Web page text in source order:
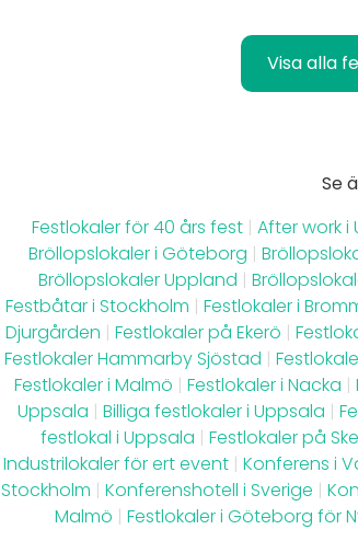
Visa alla
Se
Festlokaler för 40 års fest | After work i
Bröllopslokaler i Göteborg |
Bröllopslokaler Uppland |
Festbåtar i Stockholm | Festlokaler i
Djurgården | Festlokaler på Ekerö |
Festlokaler Hammarby Sjöstad |
Festlokaler i Malmö | Festlokaler i Nacka |
Uppsala | Billiga festlokaler i Uppsala |
festlokal i Uppsala | Festlokaler på
Industrilokaler för ert event | Konferens i
Stockholm | Konferenshotell i Sverige |
Malmö | Festlokaler i Göteborg för